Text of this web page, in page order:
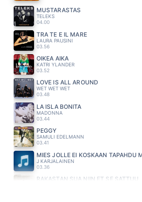
MUSTARASTAS
TELEKS
04.00
TRA TE E IL MARE
LAURA PAUSINI
03.56
OIKEA AIKA
KATRI YLANDER
03.52
LOVE IS ALL AROUND
WET WET WET
03.48
LA ISLA BONITA
MADONNA
03.44
PEGGY
SAMULI EDELMANN
03.41
MIES JOLLE EI KOSKAAN TAPAHDU
J KARJALAINEN
03.36
RAKASTAN SUA NIIN ET SE SATTUU